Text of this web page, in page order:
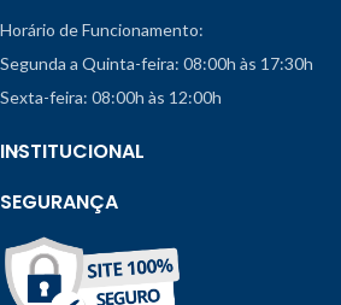
Horário de Funcionamento:
Segunda a Quinta-feira: 08:00h às 17:30h
Sexta-feira: 08:00h às 12:00h
INSTITUCIONAL
SEGURANÇA